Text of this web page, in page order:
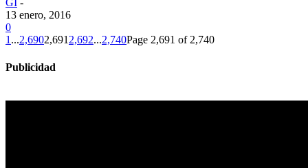
GI -
13 enero, 2016
0
1 ...2,6902,691 2,692...2,740Page 2,691 of 2,740
Publicidad